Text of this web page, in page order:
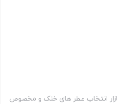
انتخاب عطر های خنک و مخصوص